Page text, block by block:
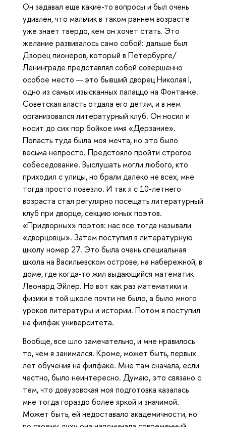
Он задавал еще какие-то вопросы и был очень
удивлен, что мальчик в таком раннем возрасте
уже знает твердо, кем он хочет стать. Это
желание развивалось само собой: дальше был
Дворец пионеров, который в Петербурге/
Ленинграде представлял собой совершенно
особое место — это бывший дворец Николая I,
одно из самых изысканных палаццо на Фонтанке.
Советская власть отдала его детям, и в нем
организовался литературный клуб. Он носил и
носит до сих пор бойкое имя «Дерзание».
Попасть туда была моя мечта, но это было
весьма непросто. Предстояло пройти строгое
собеседование. Выслушать могли любого, кто
приходил с улицы, но брали далеко не всех, мне
тогда просто повезло. И так я с 10-летнего
возраста стал регулярно посещать литературный
клуб при дворце, секцию юных поэтов.
«Придворных» поэтов: нас все тогда называли
«дворцовцы». Затем поступил в литературную
школу номер 27. Это была очень специальная
школа на Васильевском острове, на набережной, в
доме, где когда-то жил выдающийся математик
Леонард Эйлер. Но вот как раз математики и
физики в той школе почти не было, а было много
уроков литературы и истории. Потом я поступил
на филфак университета.
Вообще, все шло замечательно, и мне нравилось
то, чем я занимался. Кроме, может быть, первых
лет обучения на филфаке. Мне там сначала, если
честно, было неинтересно. Думаю, это связано с
тем, что довузовская моя подготовка казалась
мне тогда гораздо более яркой и значимой.
Может быть, ей недоставало академичности, но